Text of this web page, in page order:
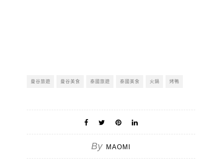
曼谷旅遊 曼谷美食 泰國旅遊 泰國美食 火鍋 烤鴨
By MAOMI